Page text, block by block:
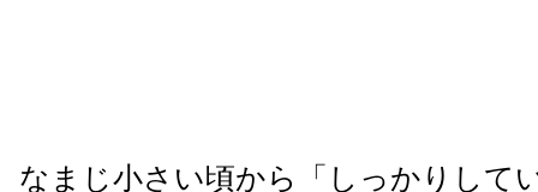
なまじ小さい頃から「しっかりして